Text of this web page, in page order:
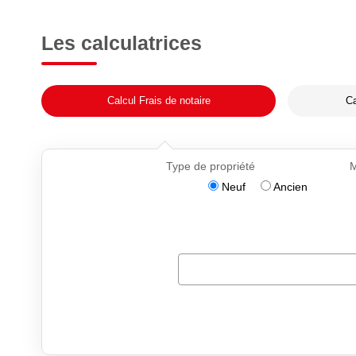
Les calculatrices
Calcul Frais de notaire